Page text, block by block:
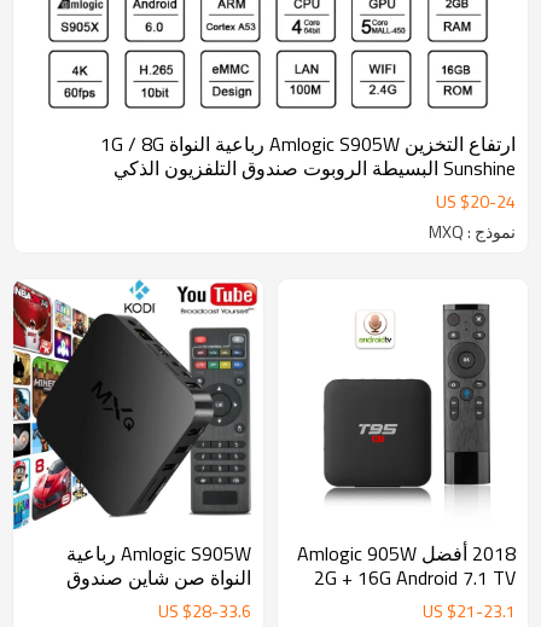
ارتفاع التخزين Amlogic S905W رباعية النواة 1G / 8G
Sunshine البسيطة الروبوت صندوق التلفزيون الذكي
Bluetooth4.0 اختياري
US $20-24
نموذج : MXQ
2018 أفضل Amlogic 905W
2G + 16G Android 7.1 TV
BOX
US $21-23.1
Amlogic S905W رباعية
النواة صن شاين صندوق
صغير TV 2G / 16G
US $28-33.6